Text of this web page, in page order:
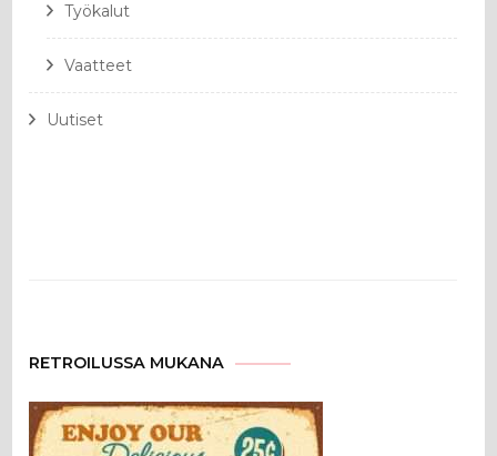
Työkalut
Vaatteet
Uutiset
RETROILUSSA MUKANA